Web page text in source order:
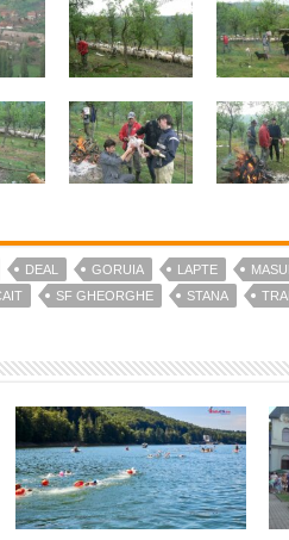
DEAL GORUIA LAPTE
SF GHEORGHE STANA